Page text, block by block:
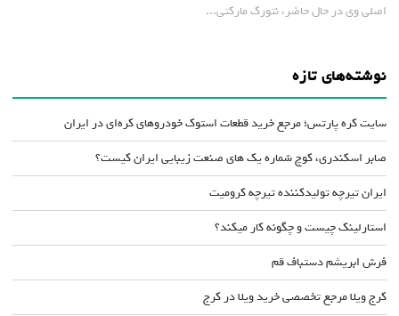
اصلی وی در حال حاضر، نتورک مارکتی...
نوشته‌های تازه
سایت کره پارتس؛ مرجع خرید قطعات استوک خودروهای کره‌ای در ایران
صابر اسکندری، کوچ شماره یک های صنعت زیبایی ایران کیست؟
ایران تیرچه تولیدکننده تیرچه کرومیت
استارلینک چیست و چگونه کار میکند؟
فرش ابریشم دستباف قم
کرج ویلا مرجع تخصصی خرید ویلا در کرج